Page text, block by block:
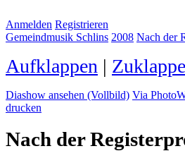
Anmelden Registrieren
Gemeindmusik Schlins 2008 Nach der
Aufklappen |
Diashow ansehen (Vollbild) Via
drucken
Nach der